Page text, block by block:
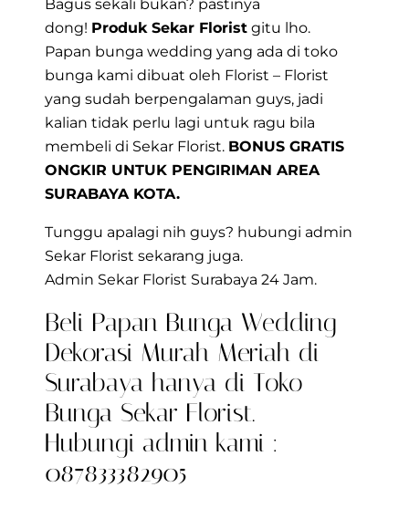
Bagus sekali bukan? pastinya
dong! Produk Sekar Florist gitu lho.
Papan bunga wedding yang ada di toko
bunga kami dibuat oleh Florist – Florist
yang sudah berpengalaman guys, jadi
kalian tidak perlu lagi untuk ragu bila
membeli di Sekar Florist. BONUS GRATIS
ONGKIR UNTUK PENGIRIMAN AREA
SURABAYA KOTA.
Tunggu apalagi nih guys? hubungi admin
Sekar Florist sekarang juga.
Admin Sekar Florist Surabaya 24 Jam.
Beli Papan Bunga Wedding
Dekorasi Murah Meriah di
Surabaya hanya di Toko
Bunga Sekar Florist.
Hubungi admin kami :
087833382905